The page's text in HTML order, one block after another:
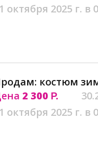
октября 2025 г. в
костюм
2 300 Р.
октября 2025 г. в